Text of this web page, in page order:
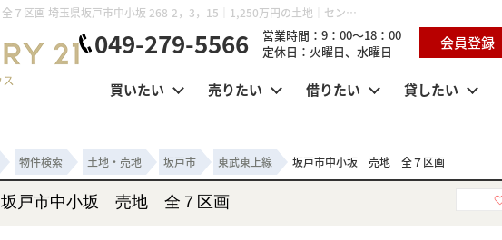
坂戸市中小坂 売地 全７区画 埼玉県坂戸市中小坂 268-2，3，15｜1,250万円の土地｜センチュリー21明和ハウス
049-279-5566
営業時間：9：00～18：00
定休日：火曜日、水曜日
会員登録
買いたい 売りたい 借りたい 貸したい
物件検索 土地・売地 坂戸市 東武東上線 坂戸市中小坂 売地 全７区画
坂戸市中小坂 売地 全７区画